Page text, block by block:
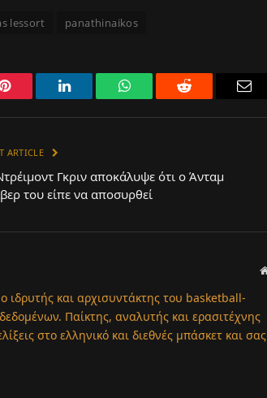
lessort panathinaikos
Pinterest LinkedIn WhatsAppReddit
ARTICLE
Γκριν αποκάλυψε ότι ο Άνταμ
του είπε να αποσυρθεί
ιδρυτής και αρχισυντάκτης του basketball-
Παίκτης, αναλυτής και ερασιτέχνης
στο ελληνικό και διεθνές μπάσκετ και σας